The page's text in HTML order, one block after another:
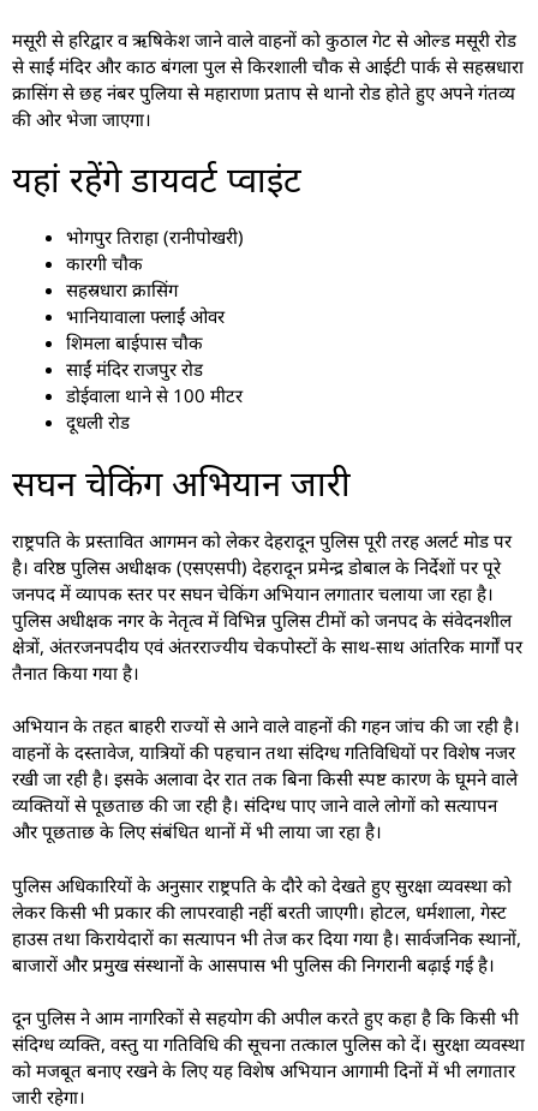
मसूरी से हरिद्वार व ऋषिकेश जाने वाले वाहनों को कुठाल गेट से ओल्ड मसूरी रोड
से साईं मंदिर और काठ बंगला पुल से किरशाली चौक से आईटी पार्क से सहस्रधारा
क्रासिंग से छह नंबर पुलिया से महाराणा प्रताप से थानो रोड होते हुए अपने गंतव्य
की ओर भेजा जाएगा।
यहां रहेंगे डायवर्ट प्वाइंट
भोगपुर तिराहा (रानीपोखरी)
कारगी चौक
सहस्रधारा क्रासिंग
भानियावाला फ्लाईं ओवर
शिमला बाईपास चौक
साईं मंदिर राजपुर रोड
डोईवाला थाने से 100 मीटर
दूधली रोड
सघन चेकिंग अभियान जारी
राष्ट्रपति के प्रस्तावित आगमन को लेकर देहरादून पुलिस पूरी तरह अलर्ट मोड पर
है। वरिष्ठ पुलिस अधीक्षक (एसएसपी) देहरादून प्रमेन्द्र डोबाल के निर्देशों पर पूरे
जनपद में व्यापक स्तर पर सघन चेकिंग अभियान लगातार चलाया जा रहा है।
पुलिस अधीक्षक नगर के नेतृत्व में विभिन्न पुलिस टीमों को जनपद के संवेदनशील
क्षेत्रों, अंतरजनपदीय एवं अंतरराज्यीय चेकपोस्टों के साथ-साथ आंतरिक मार्गों पर
तैनात किया गया है।
अभियान के तहत बाहरी राज्यों से आने वाले वाहनों की गहन जांच की जा रही है।
वाहनों के दस्तावेज, यात्रियों की पहचान तथा संदिग्ध गतिविधियों पर विशेष नजर
रखी जा रही है। इसके अलावा देर रात तक बिना किसी स्पष्ट कारण के घूमने वाले
व्यक्तियों से पूछताछ की जा रही है। संदिग्ध पाए जाने वाले लोगों को सत्यापन
और पूछताछ के लिए संबंधित थानों में भी लाया जा रहा है।
पुलिस अधिकारियों के अनुसार राष्ट्रपति के दौरे को देखते हुए सुरक्षा व्यवस्था को
लेकर किसी भी प्रकार की लापरवाही नहीं बरती जाएगी। होटल, धर्मशाला, गेस्ट
हाउस तथा किरायेदारों का सत्यापन भी तेज कर दिया गया है। सार्वजनिक स्थानों,
बाजारों और प्रमुख संस्थानों के आसपास भी पुलिस की निगरानी बढ़ाई गई है।
दून पुलिस ने आम नागरिकों से सहयोग की अपील करते हुए कहा है कि किसी भी
संदिग्ध व्यक्ति, वस्तु या गतिविधि की सूचना तत्काल पुलिस को दें। सुरक्षा व्यवस्था
को मजबूत बनाए रखने के लिए यह विशेष अभियान आगामी दिनों में भी लगातार
जारी रहेगा।